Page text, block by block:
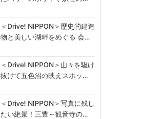
＜Drive! NIPPON＞歴史的建造
物と美しい湖畔をめぐる 会…
＜Drive! NIPPON＞山々を駆け
抜けて五色沼の映えスポッ…
＜Drive! NIPPON＞写真に残し
たい絶景！三豊～観音寺の…